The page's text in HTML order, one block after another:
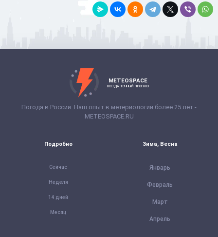
METEOSPACE
ВСЕГДА ТОЧНЫЙ ПРОГНОЗ
Погода в России. Наш опыт в метериологии более 25 лет -
METEOSPACE.RU
Подробно
Сейчас
Неделя
14 дней
Месяц
Зима, Весна
Январь
Февраль
Март
Апрель